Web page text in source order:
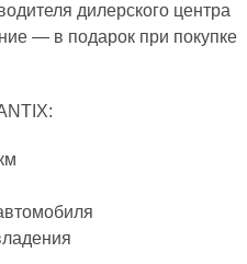
дилерского центра
— в подарок при покупке